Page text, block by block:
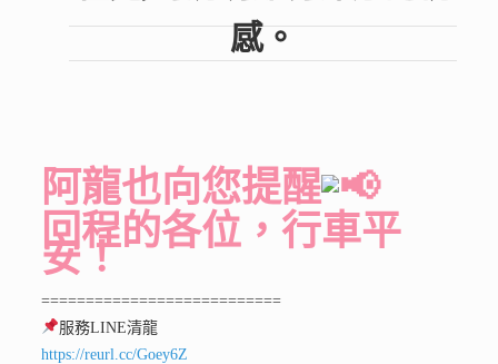
感。
阿龍也向您提醒
回程的各位，行車平
安！
===========================
服務LINE清龍
https://reurl.cc/Goey6Z